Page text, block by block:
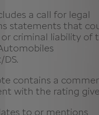
a call for legal
statements that
criminal liability of
contains a
with the rating
to or mentions